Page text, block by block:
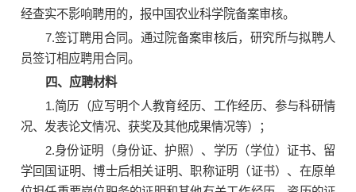
经查实不影响聘用的，报中国农业科学院备案审核。
7.签订聘用合同。通过院备案审核后，研究所与拟聘人
员签订相应聘用合同。
四、应聘材料
1.简历（应写明个人教育经历、工作经历、参与科研情
况、发表论文情况、获奖及其他成果情况等）；
2.身份证明（身份证、护照）、学历（学位）证书、留
学回国证明、博士后相关证明、职称证明（证书）、在原单